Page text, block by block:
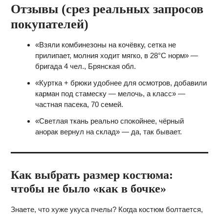
Отзывы (срез реальных запросов
покупателей)
«Взяли комбинезоны на кочёвку, сетка не
прилипает, молния ходит мягко, в 28°С норм» —
бригада 4 чел., Брянская обл.
«Куртка + брюки удобнее для осмотров, добавили
карман под стамеску — мелочь, а класс» —
частная пасека, 70 семей.
«Светлая ткань реально спокойнее, чёрный
анорак вернул на склад» — да, так бывает.
Как выбрать размер костюма:
чтобы не было «как в бочке»
Знаете, что хуже укуса пчелы? Когда костюм болтается,